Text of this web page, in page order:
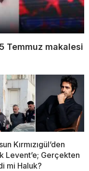
Temmuz makalesi
Kırmızıgül’den
Levent’e; Gerçekten
mi Haluk?